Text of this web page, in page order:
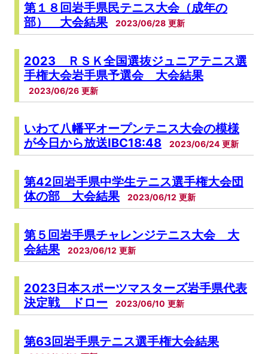
第１８回岩手県民テニス大会（成年の
部） 大会結果
2023/06/28
2023 ＲＳＫ全国選抜ジュニアテニス選
手権大会岩手県予選会 大会結果
2023/06/26
いわて八幡平オープンテニス大会の模様
が今日から放送IBC18:48
2023/06/24
第42回岩手県中学生テニス選手権大会団
体の部 大会結果
2023/06/12
第５回岩手県チャレンジテニス大会 大
会結果
2023/06/12
2023日本スポーツマスターズ岩手県代表
決定戦 ドロー
2023/06/10
第63回岩手県テニス選手権大会結果